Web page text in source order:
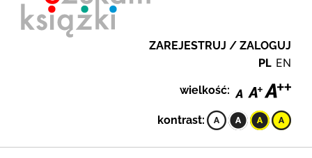
ZAREJESTRUJ / ZALOGUJ
PL EN
wielkość:
kontrast: